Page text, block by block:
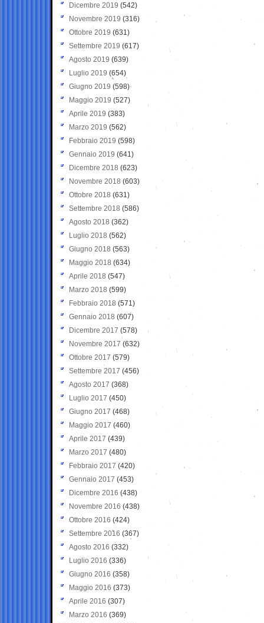
Dicembre 2019 (542)
Novembre 2019 (316)
Ottobre 2019 (631)
Settembre 2019 (617)
Agosto 2019 (639)
Luglio 2019 (654)
Giugno 2019 (598)
Maggio 2019 (527)
Aprile 2019 (383)
Marzo 2019 (562)
Febbraio 2019 (598)
Gennaio 2019 (641)
Dicembre 2018 (623)
Novembre 2018 (603)
Ottobre 2018 (631)
Settembre 2018 (586)
Agosto 2018 (362)
Luglio 2018 (562)
Giugno 2018 (563)
Maggio 2018 (634)
Aprile 2018 (547)
Marzo 2018 (599)
Febbraio 2018 (571)
Gennaio 2018 (607)
Dicembre 2017 (578)
Novembre 2017 (632)
Ottobre 2017 (579)
Settembre 2017 (456)
Agosto 2017 (368)
Luglio 2017 (450)
Giugno 2017 (468)
Maggio 2017 (460)
Aprile 2017 (439)
Marzo 2017 (480)
Febbraio 2017 (420)
Gennaio 2017 (453)
Dicembre 2016 (438)
Novembre 2016 (438)
Ottobre 2016 (424)
Settembre 2016 (367)
Agosto 2016 (332)
Luglio 2016 (336)
Giugno 2016 (358)
Maggio 2016 (373)
Aprile 2016 (307)
Marzo 2016 (369)